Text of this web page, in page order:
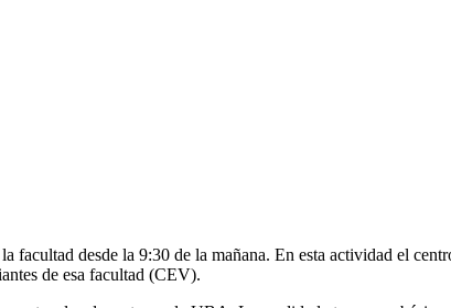
desde la 9:30 de la mañana. En esta actividad el
de esa facultad (CEV).